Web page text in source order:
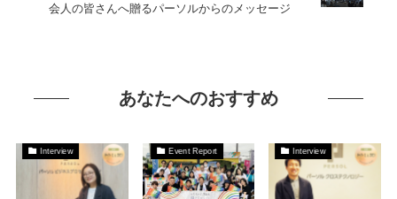
会人の皆さんへ贈るパーソルからのメッセージ
あなたへのおすすめ
Interview Event Report Interview